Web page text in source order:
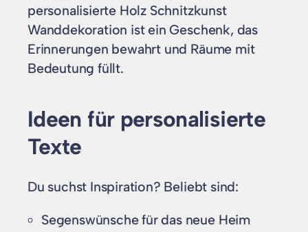
personalisierte Holz Schnitzkunst
Wanddekoration ist ein Geschenk, das
Erinnerungen bewahrt und Räume mit
Bedeutung füllt.
Ideen für personalisierte
Texte
Du suchst Inspiration? Beliebt sind:
Segenswünsche für das neue Heim